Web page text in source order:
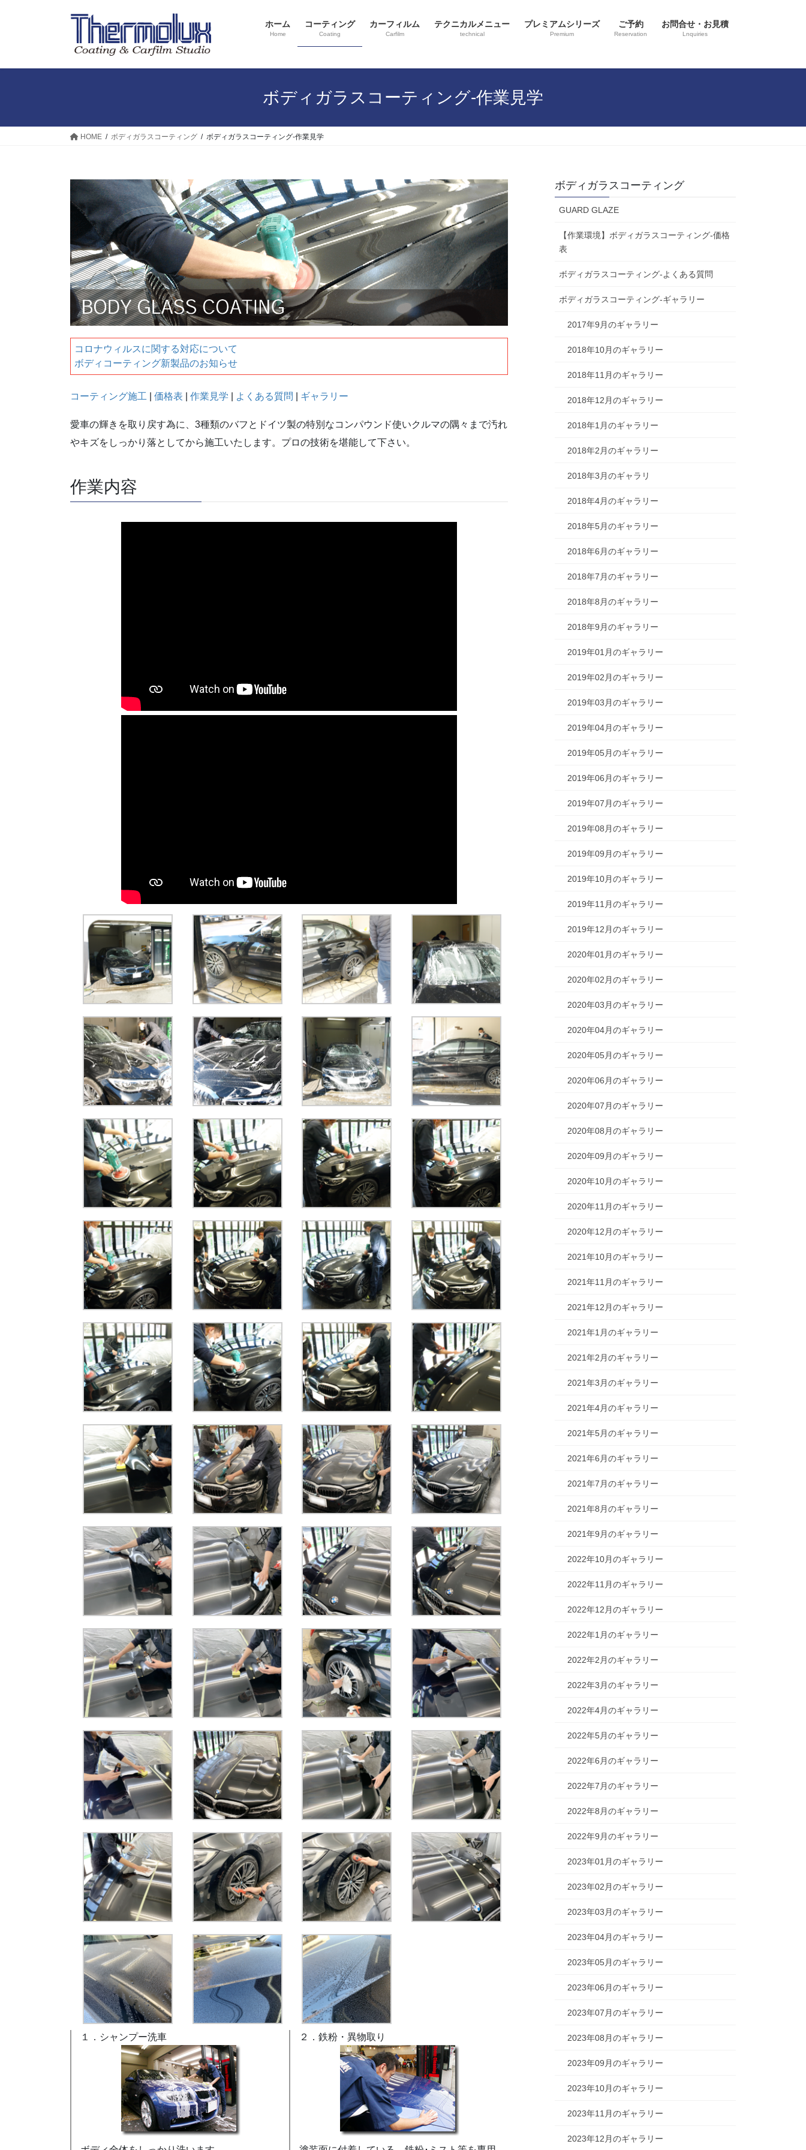
ホーム
Home
コーティング
Coating
カーフィルム
Carfilm
テクニカルメニュー
technical
プレミアムシリーズ
Premium
ご予約
Reservation
お問合せ・お見積
Lnquiries
ボディガラスコーティング-作業見学
HOME ボディガラスコーティング ボディガラスコーティング-作業見学
コロナウィルスに関する対応について
ボディコーティング新製品のお知らせ
コーティング施工 価格表 作業見学 よくある質問 ギャラリー
愛車の輝きを取り戻す為に、3種類のバフとドイツ製の特別なコンパウンド使いクルマの隅々まで汚れ
やキズをしっかり落としてから施工いたします。プロの技術を堪能して下さい。
作業内容
１．シャンプー洗車 ２．鉄粉・異物取り
ボディガラスコーティング
GUARD GLAZE
【作業環境】ボディガラスコーティング-価格
表
ボディガラスコーティング-よくある質問
ボディガラスコーティング-ギャラリー
2017年9月のギャラリー
2018年10月のギャラリー
2018年11月のギャラリー
2018年12月のギャラリー
2018年1月のギャラリー
2018年2月のギャラリー
2018年3月のギャラリ
2018年4月のギャラリー
2018年5月のギャラリー
2018年6月のギャラリー
2018年7月のギャラリー
2018年8月のギャラリー
2018年9月のギャラリー
2019年01月のギャラリー
2019年02月のギャラリー
2019年03月のギャラリー
2019年04月のギャラリー
2019年05月のギャラリー
2019年06月のギャラリー
2019年07月のギャラリー
2019年08月のギャラリー
2019年09月のギャラリー
2019年10月のギャラリー
2019年11月のギャラリー
2019年12月のギャラリー
2020年01月のギャラリー
2020年02月のギャラリー
2020年03月のギャラリー
2020年04月のギャラリー
2020年05月のギャラリー
2020年06月のギャラリー
2020年07月のギャラリー
2020年08月のギャラリー
2020年09月のギャラリー
2020年10月のギャラリー
2020年11月のギャラリー
2020年12月のギャラリー
2021年10月のギャラリー
2021年11月のギャラリー
2021年12月のギャラリー
2021年1月のギャラリー
2021年2月のギャラリー
2021年3月のギャラリー
2021年4月のギャラリー
2021年5月のギャラリー
2021年6月のギャラリー
2021年7月のギャラリー
2021年8月のギャラリー
2021年9月のギャラリー
2022年10月のギャラリー
2022年11月のギャラリー
2022年12月のギャラリー
2022年1月のギャラリー
2022年2月のギャラリー
2022年3月のギャラリー
2022年4月のギャラリー
2022年5月のギャラリー
2022年6月のギャラリー
2022年7月のギャラリー
2022年8月のギャラリー
2022年9月のギャラリー
2023年01月のギャラリー
2023年02月のギャラリー
2023年03月のギャラリー
2023年04月のギャラリー
2023年05月のギャラリー
2023年06月のギャラリー
2023年07月のギャラリー
2023年08月のギャラリー
2023年09月のギャラリー
2023年10月のギャラリー
2023年11月のギャラリー
2023年12月のギャラリー